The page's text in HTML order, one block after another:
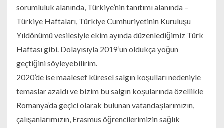
sorumluluk alanında, Türkiye’nin tanıtımı alanında –
Türkiye Haftaları, Türkiye Cumhuriyetinin Kuruluşu
Yıldönümü vesilesiyle ekim ayında düzenlediğimiz Türk
Haftası gibi. Dolayısıyla 2019’un oldukça yoğun
geçtiğini söyleyebilirim.
2020’de ise maalesef küresel salgın koşulları nedeniyle
temaslar azaldı ve bizim bu salgın koşularında özellikle
Romanya’da geçici olarak bulunan vatandaşlarımızın,
çalışanlarımızın, Erasmus öğrencilerimizin sağlık